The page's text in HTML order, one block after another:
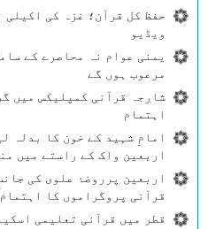
حفظ کل قرآن؛ غزہ کی اکیلی
ویڈیو
یمنی عوام نہ محاصرے کے
مرعوب ہوں گے
شارجہ قرآنی کمپلیکس میں
اہتمام
امامِ شہید کے خون کا بدلہ
اربعین واک کے راستے میں
اربعین پرروضۂ علوی کی
قرآنی پروگراموں کا اہتمام
قطر میں قرآنی تعلیمی